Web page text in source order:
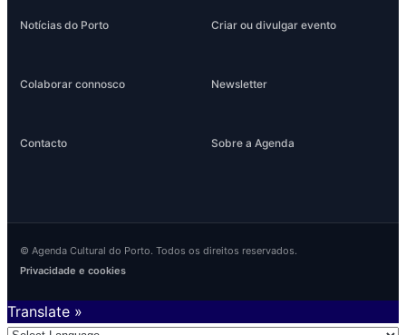
Notícias do Porto Criar ou divulgar evento
Colaborar connosco Newsletter
Contacto Sobre a Agenda
© Agenda Cultural do Porto. Todos os direitos reservados.
Privacidade e cookies
Translate »